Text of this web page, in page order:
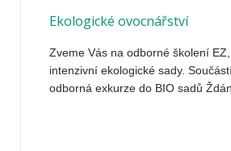
terénní cvičení.
Ekologické ovocnářství
Zveme Vás na odborné školení
intenzivní ekologické sady.
odborná exkurze do BIO sadů